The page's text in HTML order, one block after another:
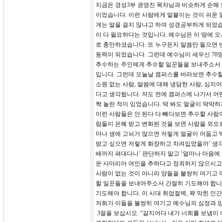
지금은 경성3부 권영진 목자님과 비슷하게 순
이었습니다. 이런 사람에게 말붙이는 것이 쉬운
게는 말을 걸지 않냐고 하여 성경공부하게 되었
이 다 필요하다는 것입니다. 예수님은 이 땅에
로 충만하셨습니다. 또 누구든지 말씀만 들으면
동력이 되었습니다. 그런데 예수님이 세우신
추수하는 주인에게 추수할 일꾼들을 보내주소
입니다. 그런데 오늘날 캠퍼스를 바라보면 추수
소원 없는 사람, 말씀에 대해 냉담한 사람, 심지
다고 생각됩니다. 저도 전에 캠퍼스에 나가서
짝 놀란 적이 있었습니다. 딱 봐도 얼굴이 딱딱
이런 사람들은 안 된다 다 빼다보면 추수할 사
람들이 은혜 받고 변화된 것을 보면 사람을 외모
마나 생에 고뇌가 많으면 저렇게 얼굴이 어둡고
받고 싶으면 저렇게 화장하고 차려입었을까’
배까지 펴대다니’ 판단하지 말고 ‘얼마나 마음
운 사마리아 여인을 추하다고 정죄하지 않으시
사람이 없는 것이 아니라 양들을 불쌍히 여기고
할 일꾼들을 보내어주소서 간절히 기도해야 합
기도해야 합니다. 이 시대 취업절벽, 꽉 막힌 인
저희가 이들을 불쌍히 여기고 예수님의 심정과
3절을 보십시오. “갈지어다 내가 너희를 보냄